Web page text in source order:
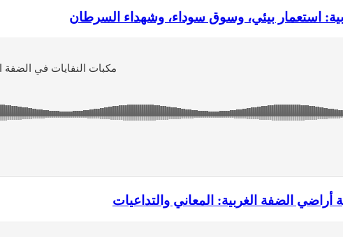
استعمار بيئي، وسوق سوداء، وشهداء السرطان
أراضي الضفة الغربية: المعاني والتداعيات